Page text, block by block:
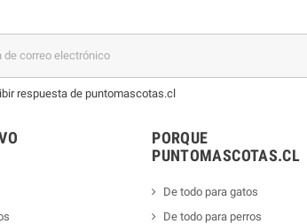
respuesta de puntomascotas.cl
PORQUE
PUNTOMASCOTAS.CL
De todo para gatos
De todo para perros